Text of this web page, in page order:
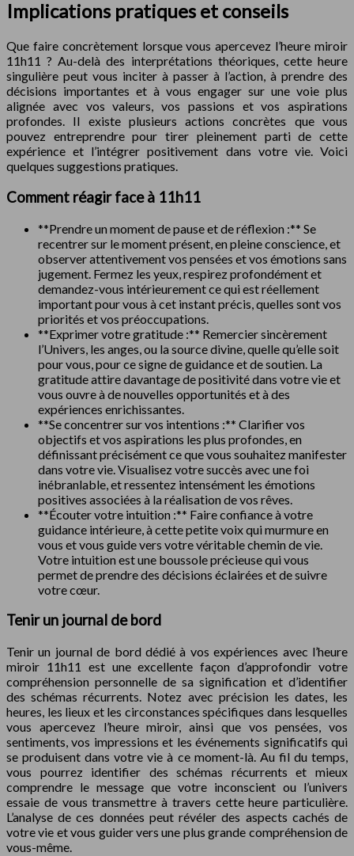
Implications pratiques et conseils
Que faire concrètement lorsque vous apercevez l’heure miroir
11h11 ? Au-delà des interprétations théoriques, cette heure
singulière peut vous inciter à passer à l’action, à prendre des
décisions importantes et à vous engager sur une voie plus
alignée avec vos valeurs, vos passions et vos aspirations
profondes. Il existe plusieurs actions concrètes que vous
pouvez entreprendre pour tirer pleinement parti de cette
expérience et l’intégrer positivement dans votre vie. Voici
quelques suggestions pratiques.
Comment réagir face à 11h11
**Prendre un moment de pause et de réflexion :** Se
recentrer sur le moment présent, en pleine conscience, et
observer attentivement vos pensées et vos émotions sans
jugement. Fermez les yeux, respirez profondément et
demandez-vous intérieurement ce qui est réellement
important pour vous à cet instant précis, quelles sont vos
priorités et vos préoccupations.
**Exprimer votre gratitude :** Remercier sincèrement
l’Univers, les anges, ou la source divine, quelle qu’elle soit
pour vous, pour ce signe de guidance et de soutien. La
gratitude attire davantage de positivité dans votre vie et
vous ouvre à de nouvelles opportunités et à des
expériences enrichissantes.
**Se concentrer sur vos intentions :** Clarifier vos
objectifs et vos aspirations les plus profondes, en
définissant précisément ce que vous souhaitez manifester
dans votre vie. Visualisez votre succès avec une foi
inébranlable, et ressentez intensément les émotions
positives associées à la réalisation de vos rêves.
**Écouter votre intuition :** Faire confiance à votre
guidance intérieure, à cette petite voix qui murmure en
vous et vous guide vers votre véritable chemin de vie.
Votre intuition est une boussole précieuse qui vous
permet de prendre des décisions éclairées et de suivre
votre cœur.
Tenir un journal de bord
Tenir un journal de bord dédié à vos expériences avec l’heure
miroir 11h11 est une excellente façon d’approfondir votre
compréhension personnelle de sa signification et d’identifier
des schémas récurrents. Notez avec précision les dates, les
heures, les lieux et les circonstances spécifiques dans lesquelles
vous apercevez l’heure miroir, ainsi que vos pensées, vos
sentiments, vos impressions et les événements significatifs qui
se produisent dans votre vie à ce moment-là. Au fil du temps,
vous pourrez identifier des schémas récurrents et mieux
comprendre le message que votre inconscient ou l’univers
essaie de vous transmettre à travers cette heure particulière.
L’analyse de ces données peut révéler des aspects cachés de
votre vie et vous guider vers une plus grande compréhension de
vous-même.